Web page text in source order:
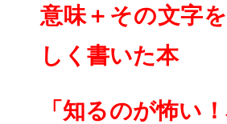
意味＋その文字
しく書いた本
「知るのが怖い